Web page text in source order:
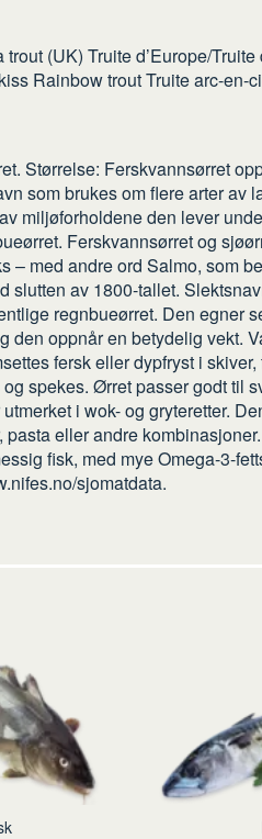
(UK) Truite d’Europe/Truite
Rainbow trout Truite arc-en-
Størrelse: Ferskvannsørret
som brukes om flere arter av
miljøforholdene den lever
Ferskvannsørret og
– med andre ord Salmo, som
slutten av 1800-tallet.
regnbueørret. Den egner
den oppnår en betydelig vekt.
fersk eller dypfryst i
spekes. Ørret passer godt til
i wok- og gryteretter.
eller andre
fisk, med mye Omega-3-
sjomatdata.